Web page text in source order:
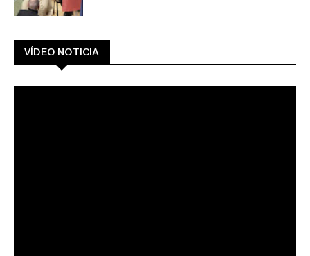
VÍDEO NOTICIA